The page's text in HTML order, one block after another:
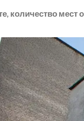
количество мест